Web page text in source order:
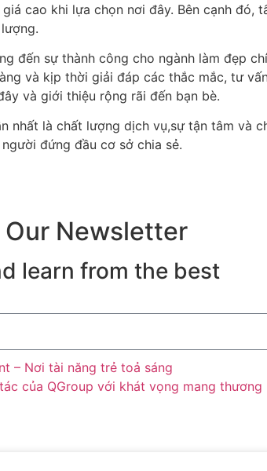
giá cao khi lựa chọn nơi đây. Bên cạnh
đến sự thành công cho ngành làm đẹp
và kịp thời giải đáp các thắc mắc, tư
và giới thiệu rộng rãi đến bạn bè.
nhất là chất lượng dịch vụ,sự tận tâm và
đứng đầu cơ sở chia sẻ.
Newsletter
learn from the best
– Nơi tài năng trẻ toả sáng
của QGroup với khát vọng mang